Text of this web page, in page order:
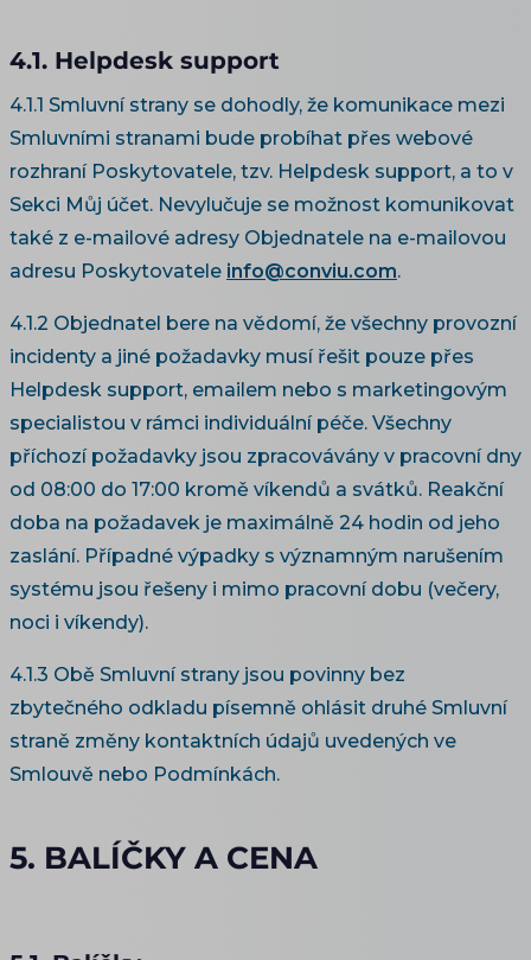
4.1. Helpdesk support
4.1.1 Smluvní strany se dohodly, že komunikace mezi
Smluvními stranami bude probíhat přes webové
rozhraní Poskytovatele, tzv. Helpdesk support, a to v
Sekci Můj účet. Nevylučuje se možnost komunikovat
také z e-mailové adresy Objednatele na e-mailovou
adresu Poskytovatele info@conviu.com.
4.1.2 Objednatel bere na vědomí, že všechny provozní
incidenty a jiné požadavky musí řešit pouze přes
Helpdesk support, emailem nebo s marketingovým
specialistou v rámci individuální péče. Všechny
příchozí požadavky jsou zpracovávány v pracovní dny
od 08:00 do 17:00 kromě víkendů a svátků. Reakční
doba na požadavek je maximálně 24 hodin od jeho
zaslání. Případné výpadky s významným narušením
systému jsou řešeny i mimo pracovní dobu (večery,
noci i víkendy).
4.1.3 Obě Smluvní strany jsou povinny bez
zbytečného odkladu písemně ohlásit druhé Smluvní
straně změny kontaktních údajů uvedených ve
Smlouvě nebo Podmínkách.
5. BALÍČKY A CENA